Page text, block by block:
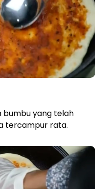
bumbu yang telah
tercampur rata.